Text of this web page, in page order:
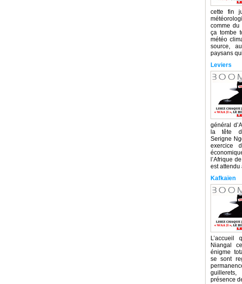
cette fin
comme du
ça tombe
météo
source,
paysans
Leviers
général
la tête
Serigne
exercice
l’Afrique
est attendu
Kafkaïen
Niangal
énigme
se sont
présence